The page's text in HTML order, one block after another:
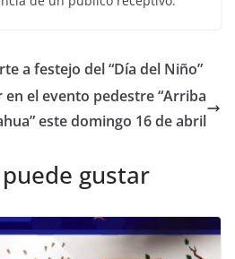
a festejo del “Día del Niño”
el evento pedestre “Arriba
este domingo 16 de abril
gustar